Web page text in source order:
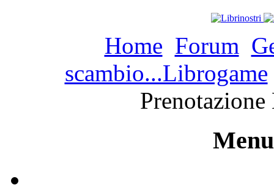
Home Forum
scambio...Librogame